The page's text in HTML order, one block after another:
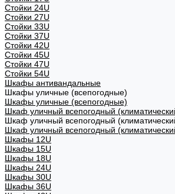
Стойки 24U
Стойки 27U
Стойки 33U
Стойки 37U
Стойки 42U
Стойки 45U
Стойки 47U
Стойки 54U
Шкафы антивандальные
Шкафы уличные (всепогодные)
Шкафы уличные (всепогодные)
Шкаф уличный всепогодный
Шкаф уличный всепогодный
Шкаф уличный всепогодный
Шкафы 12U
Шкафы 15U
Шкафы 18U
Шкафы 24U
Шкафы 30U
Шкафы 36U